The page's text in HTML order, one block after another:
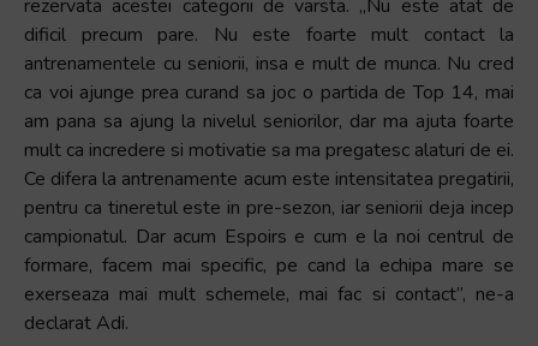
rezervata acestei categorii de varsta. „Nu este atat de
dificil precum pare. Nu este foarte mult contact la
antrenamentele cu seniorii, insa e mult de munca. Nu cred
ca voi ajunge prea curand sa joc o partida de Top 14, mai
am pana sa ajung la nivelul seniorilor, dar ma ajuta foarte
mult ca incredere si motivatie sa ma pregatesc alaturi de ei.
Ce difera la antrenamente acum este intensitatea pregatirii,
pentru ca tineretul este in pre-sezon, iar seniorii deja incep
campionatul. Dar acum Espoirs e cum e la noi centrul de
formare, facem mai specific, pe cand la echipa mare se
exerseaza mai mult schemele, mai fac si contact”, ne-a
declarat Adi.